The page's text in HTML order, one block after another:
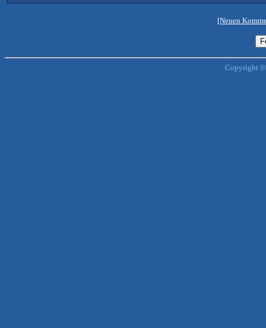
[Neuen
Copyright ©